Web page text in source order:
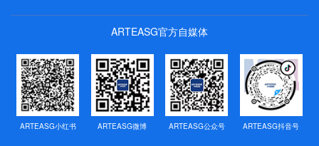
ARTEASG官方自媒体
ARTEASG小红书 ARTEASG微博 ARTEASG公众号 ARTEASG抖音号